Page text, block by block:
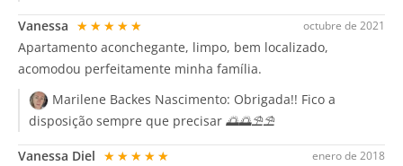
octubre de 2021
Vanessa ★★★★★
Apartamento aconchegante, limpo, bem localizado,
acomodou perfeitamente minha família.
Marilene Backes Nascimento: Obrigada!! Fico a
disposição sempre que precisar 🌅🌅⛱️⛱️
enero de 2018
Vanessa Diel ★★★★★